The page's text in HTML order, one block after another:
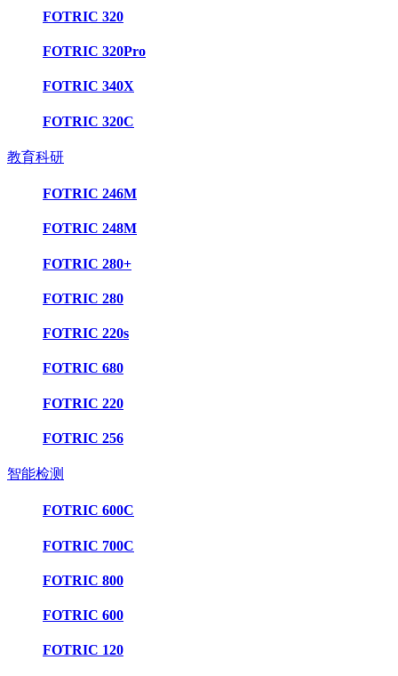
FOTRIC 320
FOTRIC 320Pro
FOTRIC 340X
FOTRIC 320C
教育科研
FOTRIC 246M
FOTRIC 248M
FOTRIC 280+
FOTRIC 280
FOTRIC 220s
FOTRIC 680
FOTRIC 220
FOTRIC 256
智能检测
FOTRIC 600C
FOTRIC 700C
FOTRIC 800
FOTRIC 600
FOTRIC 120